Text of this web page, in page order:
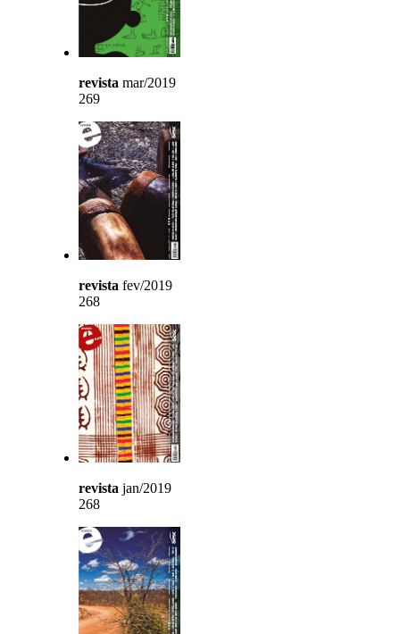
revista mar/2019
269
revista fev/2019
268
revista jan/2019
268